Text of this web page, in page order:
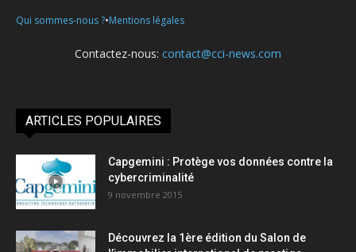
Qui sommes-nous ?•Mentions légales
Contactez-nous: contact@cci-news.com
ARTICLES POPULAIRES
Capgemini : Protège vos données contre la
cybercriminalité
9 novembre 2015
Découvrez la 1ère édition du Salon de